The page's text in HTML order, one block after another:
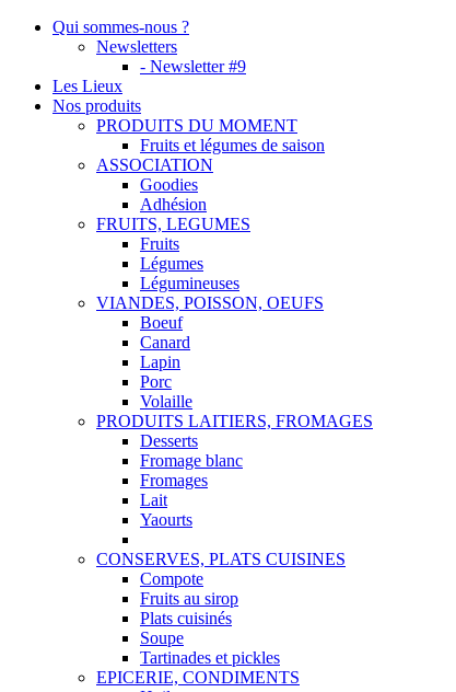
Qui sommes-nous ?
Newsletters
- Newsletter #9
Les Lieux
Nos produits
PRODUITS DU MOMENT
Fruits et légumes de saison
ASSOCIATION
Goodies
Adhésion
FRUITS, LEGUMES
Fruits
Légumes
Légumineuses
VIANDES, POISSON, OEUFS
Boeuf
Canard
Lapin
Porc
Volaille
PRODUITS LAITIERS, FROMAGES
Desserts
Fromage blanc
Fromages
Lait
Yaourts
CONSERVES, PLATS CUISINES
Compote
Fruits au sirop
Plats cuisinés
Soupe
Tartinades et pickles
EPICERIE, CONDIMENTS